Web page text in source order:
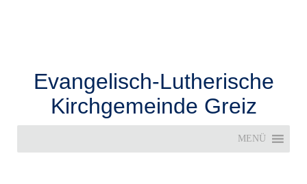
Evangelisch-Lutherische
Kirchgemeinde Greiz
MENÜ